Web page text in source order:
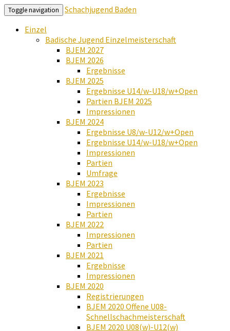
Toggle navigation
Schachjugend Baden
Einzel
Badische Jugend Einzelmeisterschaft
BJEM 2027
BJEM 2026
Ergebnisse
BJEM 2025
Ergebnisse U14/w-U18/w+Open
Partien BJEM 2025
Impressionen
BJEM 2024
Ergebnisse U8/w-U12/w+Open
Ergebnisse U14/w-U18/w+Open
Impressionen
Partien
Umfrage
BJEM 2023
Ergebnisse
Impressionen
Partien
BJEM 2022
Impressionen
Partien
BJEM 2021
Ergebnisse
Impressionen
BJEM 2020
Registrierungen
BJEM 2020 Offene U08-
Schnellschachmeisterschaft
BJEM 2020 U08(w)-U12(w)